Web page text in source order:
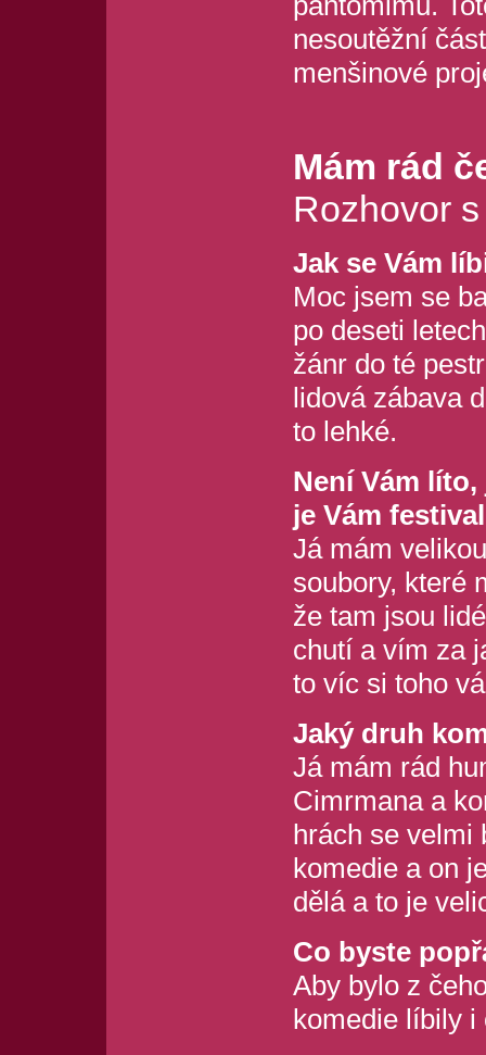
nesoutěžní
menšinové
Mám rád
Rozhovor
Jak se Vám
Moc jsem se
po deseti
žánr do té
lidová zábava
to lehké.
Není Vám
je Vám
Já mám
soubory, které
že tam jsou
chutí a vím za
to víc si toho
Jaký druh
Já mám rád
Cimrmana a
hrách se velmi
komedie a on
dělá a to je
Co byste
Aby bylo z
komedie líbily i